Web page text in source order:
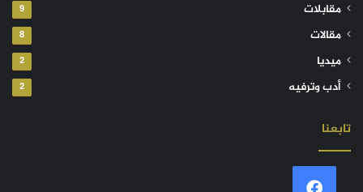
مقابلات 9
مقالات 8
ميديا 2
أدب وترفيه 2
تابعنا